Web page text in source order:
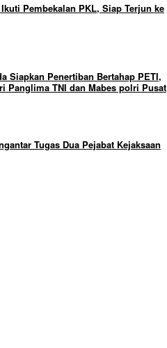
Pembekalan PKL, Siap Terjun ke
Siapkan Penertiban Bertahap PETI,
Panglima TNI dan Mabes polri Pusat
Tugas Dua Pejabat Kejaksaan